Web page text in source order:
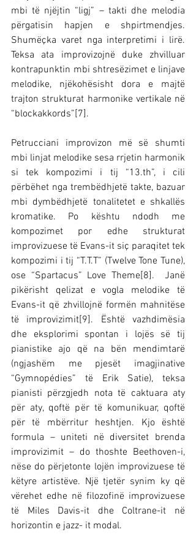
mbi të njëjtin “ligj” – takti dhe melodia
përgatisin hapjen e shpirtmendjes.
Shumëçka varet nga interpretimi i lirë.
Teksa ata improvizojnë duke zhvilluar
kontrapunktin mbi shtresëzimet e linjave
melodike, njëkohësisht dora e majtë
trajton strukturat harmonike vertikale në
“blockakkords”[7].
Petrucciani improvizon më së shumti
mbi linjat melodike sesa rrjetin harmonik
si tek kompozimi i tij “13.th”, i cili
përbëhet nga trembëdhjetë takte, bazuar
mbi dymbëdhjetë tonalitetet e shkallës
kromatike. Po kështu ndodh me
kompozimet por edhe strukturat
improvizuese të Evans-it siç paraqitet tek
kompozimi i tij “T.T.T” (Twelve Tone Tune),
ose “Spartacus” Love Theme[8].  Janë
pikërisht qelizat e vogla melodike të
Evans-it që zhvillojnë formën mahnitëse
të improvizimit[9]. Është vazhdimësia
dhe eksplorimi spontan i lojës së tij
pianistike ajo që na bën mendimtarë
(ngjashëm me pjesët imagjinative
“Gymnopédies” të Erik Satie), teksa
pianisti përzgjedh nota të caktuara aty
për aty, qoftë për të komunikuar, qoftë
për të mbërritur heshtjen. Kjo është
formula – uniteti në diversitet brenda
improvizimit – do thoshte Beethoven-i,
nëse do përjetonte lojën improvizuese të
këtyre artistëve. Një tjetër synim ky që
vërehet edhe në filozofinë improvizuese
të Miles Davis-it dhe Coltrane-it në
horizontin e jazz- it modal.